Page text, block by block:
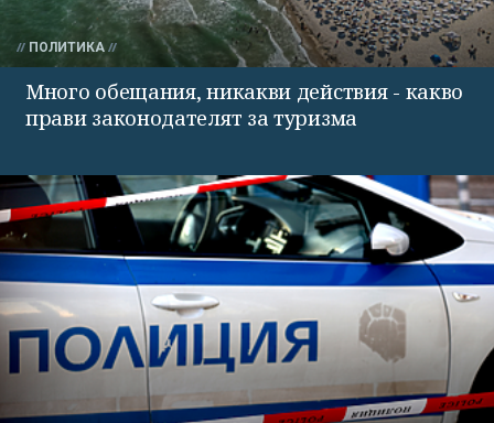
ПОЛИТИКА
Много обещания, никакви действия - какво
прави законодателят за туризма